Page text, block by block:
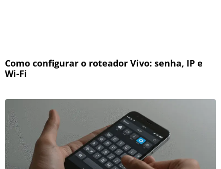
Como configurar o roteador Vivo: senha, IP e
Wi-Fi